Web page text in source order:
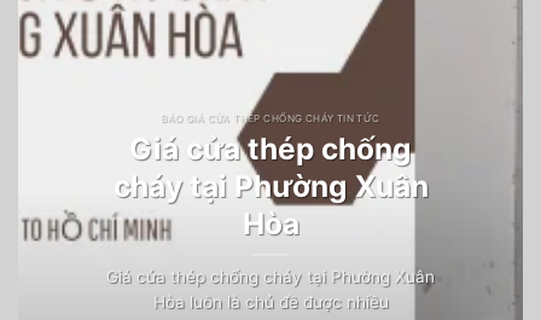
BÁO GIÁ CỬA THÉP CHỐNG CHÁY TIN TỨC
Giá cửa thép chống
cháy tại Phường Xuân
Hòa
Giá cửa thép chống cháy tại Phường Xuân
Hòa luôn là chủ đề được nhiều